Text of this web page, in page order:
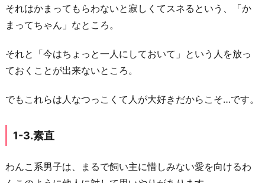
ん
こ
系
男
が
き
タ
イ
それはかまってもらわないと寂しくてスネるという、「か
まってちゃん」なところ。
それと「今はちょっと一人にしておいて」という人を放っ
ておくことが出来ないところ。
でもこれらは人なつっこくて人が大好きだからこそ…です。
1-3.素直
わんこ系男子は、まるで飼い主に惜しみない愛を向けるわ